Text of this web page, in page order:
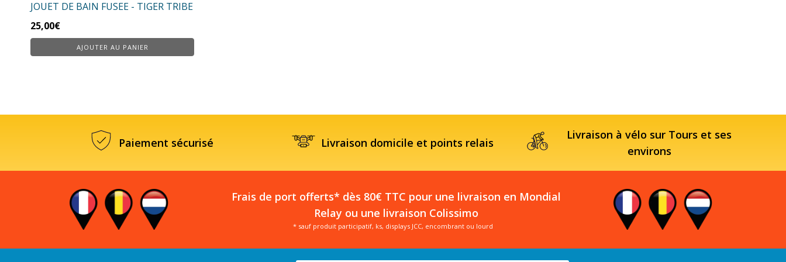
JOUET DE BAIN FUSEE - TIGER TRIBE
25,00€
AJOUTER AU PANIER
Paiement sécurisé Livraison domicile et points relais
Livraison à vélo sur Tours et ses
environs
Frais de port offerts* dès 80€ TTC pour une livraison en Mondial
Relay ou une livraison Colissimo
* sauf produit participatif, ks, displays JCC, encombrant ou lourd